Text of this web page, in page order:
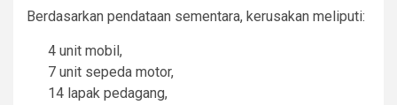
Berdasarkan pendataan sementara, kerusakan meliputi:
4 unit mobil,
7 unit sepeda motor,
14 lapak pedagang,